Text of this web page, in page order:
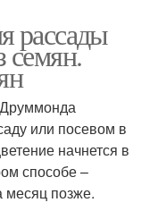
рассады
семян.
или посевом в
начнется в
способе –
месяц позже.